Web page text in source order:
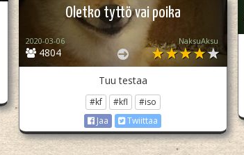
Oletko tyttö vai poika
4804
2020-03-06 NaksuAksu
Tuu testaa
#kf #kfl
#iso
Jaa
Twiittaa